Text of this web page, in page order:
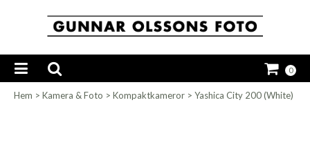
0
Hem > Kamera & Foto > Kompaktkameror > Yashica City 200 (White)